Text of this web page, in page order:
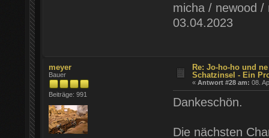
micha / newood /
03.04.2023
meyer
Bauer
Beiträge: 991
Re: Jo-ho-ho und
Schatzinsel - Ein
«Antwort #28 am: 08.
Dankeschön.
Die nächsten